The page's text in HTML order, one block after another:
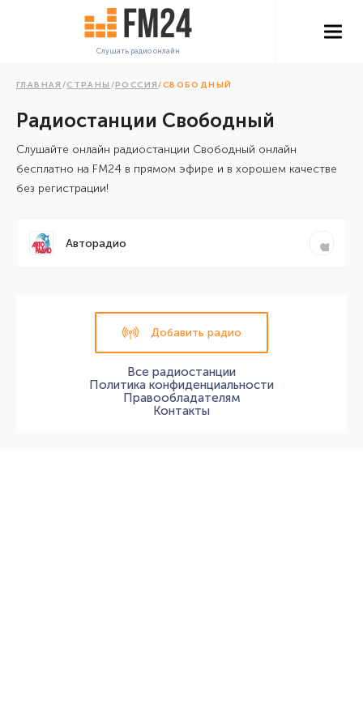
Слушать радио онлайн
ГЛАВНАЯ /СТРАНЫ /РОССИЯ/СВОБОДНЫЙ
Радиостанции Свободный
Cлушайте онлайн радиостанции Свободный онлайн
бесплатно на FM24 в прямом эфире и в хорошем качестве
без регистрации!
Авторадио
Добавить радио
Все радиостанции
Политика конфиденциальности
Правообладателям
Контакты